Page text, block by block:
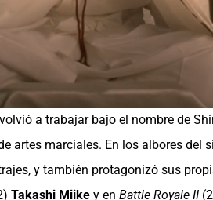
a trabajar bajo el nombre de
artes marciales. En los albores del
y también protagonizó sus
Takashi Miike y en Battle Royale II